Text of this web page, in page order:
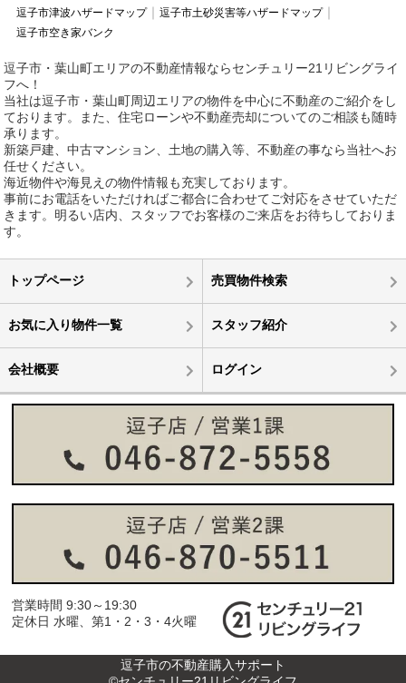
逗子市津波ハザードマップ
逗子市土砂災害等ハザードマップ
逗子市空き家バンク
逗子市・葉山町エリアの不動産情報ならセンチュリー21リビングライ
フへ！
当社は逗子市・葉山町周辺エリアの物件を中心に不動産のご紹介をし
ております。また、住宅ローンや不動産売却についてのご相談も随時
承ります。
新築戸建、中古マンション、土地の購入等、不動産の事なら当社へお
任せください。
海近物件や海見えの物件情報も充実しております。
事前にお電話をいただければご都合に合わせてご対応をさせていただ
きます。明るい店内、スタッフでお客様のご来店をお待ちしておりま
す。
トップページ 売買物件検索
お気に入り物件一覧 スタッフ紹介
会社概要 ログイン
営業時間 9:30～19:30
定休日 水曜、第1・2・3・4火曜
逗子市の不動産購入サポート